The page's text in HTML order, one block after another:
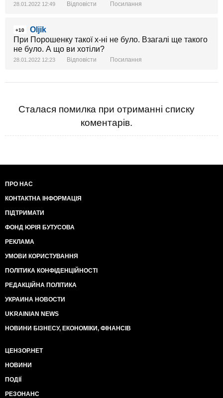
28.01.2022 12:49 Відповісти Посилання
+10
Oljik
При Порошенку такої х-ні не було. Взагалі ще такого
не було. А що ви хотіли?
28.01.2022 12:23 Відповісти Посилання
Сталася помилка при отриманні списку
коментарів.
ПРО НАС
КОНТАКТНА ІНФОРМАЦІЯ
ПІДТРИМАТИ
ФОНД ЮРІЯ БУТУСОВА
РЕКЛАМА
УМОВИ КОРИСТУВАННЯ
ПОЛІТИКА КОНФІДЕНЦІЙНОСТІ
РЕДАКЦІЙНА ПОЛІТИКА
УКРАИНА НОВОСТИ
UKRAINIAN NEWS
НОВИНИ БІЗНЕСУ, ЕКОНОМІКИ, ФІНАНСІВ
ЦЕНЗОР.НЕТ
НОВИНИ
ПОДІЇ
РЕЗОНАНС